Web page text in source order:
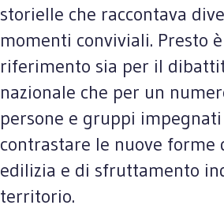
storielle che raccontava
momenti conviviali. Presto
riferimento sia per il
nazionale che per un
persone e gruppi
contrastare le nuove forme
edilizia e di sfruttamento
territorio.